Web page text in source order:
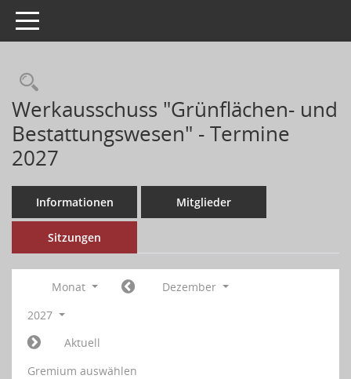
Toggle navigation
Werkausschuss "Grünflächen- und
Bestattungswesen" - Termine
2027
Informationen Mitglieder
Sitzungen
Monat
Dezember
2027
Aktuell
Gremium auswählen